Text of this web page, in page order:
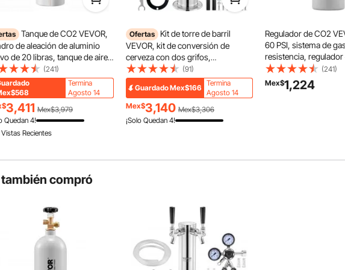
CGA320 preinstalada y una rosca externa para reguladores de CO2,
Tanque de CO2 VEVOR,
de aleación de aluminio
de 20 libras, tanque de aire
con revestimiento de
ligero, válvula
manija y sifón de cobre
cilindro aprobado por
para dispensar cerveza de
y hacer refrescos
(241)
Termina
Agosto 14
3,411 Mex$3,979
Quedan 4!
Recientes
Ofertas
Kit de torre de barril
VEVOR, kit de conversión de
cerveza con dos grifos,
dispensador de cerveza de barril
de acero inoxidable con regulador
CGA320 de doble calibre y
acoplador de barril D-System,
resorte de cierre automático para
fiestas, bares y hogares.
(91)
GuardadoMex$166
Termina
Agosto 14
Mex$3,140 Mex$3,306
¡Solo Quedan 4!
Regulador de CO2
60 PSI, sistema de
resistencia,
ajustable para cerveza
válvula de retención
elaboración casera de
(241)
Mex$1,224
compró